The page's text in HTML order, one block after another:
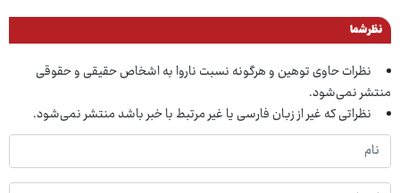
نظر شما
نظرات حاوی توهین و هرگونه نسبت ناروا به اشخاص حقیقی و حقوقی
منتشر نمی‌شود.
نظراتی که غیر از زبان فارسی یا غیر مرتبط با خبر باشد منتشر نمی‌شود.